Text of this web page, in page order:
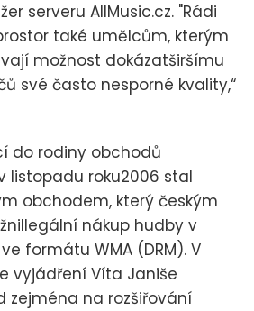
serveru AllMusic.cz. "Rádi
také umělcům, kterým
možnost dokázatširšímu
své často nesporné kvality,“
do rodiny obchodů
listopadu roku2006 stal
obchodem, který českým
nákup hudby v
formátu WMA (DRM). V
vyjádření Víta Janiše
zejména na rozšiřování